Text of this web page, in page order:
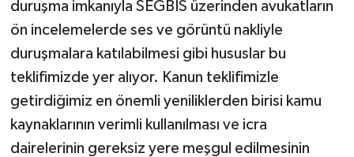
duruşma imkanıyla SEGBİS üzerinden avukatların
ön incelemelerde ses ve görüntü nakliyle
duruşmalara katılabilmesi gibi hususlar bu
teklifimizde yer alıyor. Kanun teklifimizle
getirdiğimiz en önemli yeniliklerden birisi kamu
kaynaklarının verimli kullanılması ve icra
dairelerinin gereksiz yere meşgul edilmesinin